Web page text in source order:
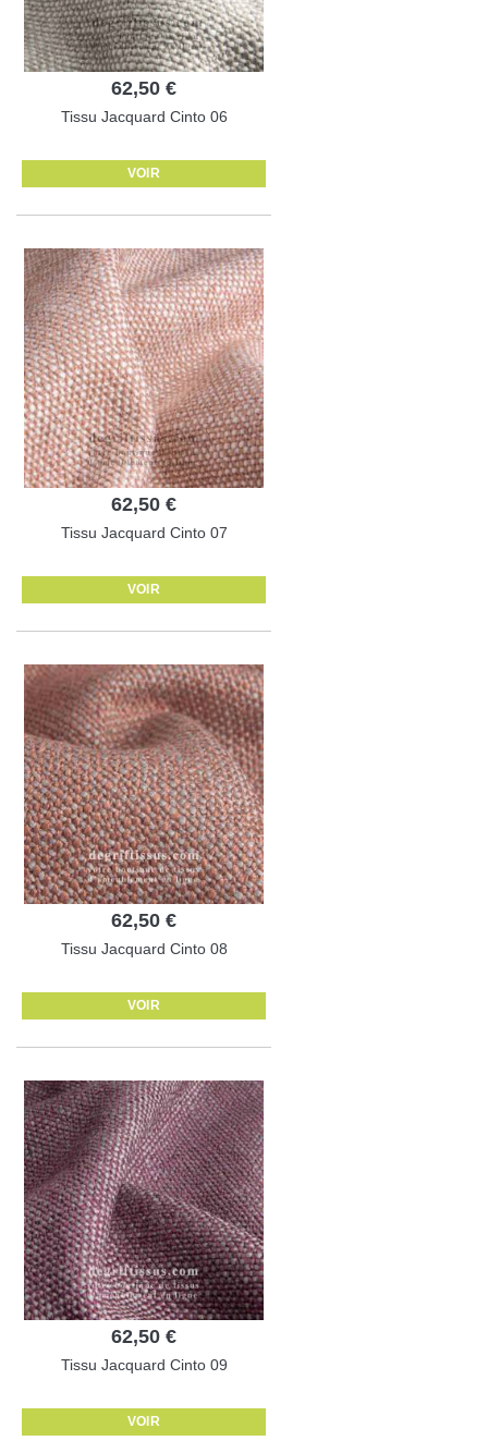
62,50 €
Tissu Jacquard Cinto 06
VOIR
62,50 €
Tissu Jacquard Cinto 07
VOIR
62,50 €
Tissu Jacquard Cinto 08
VOIR
62,50 €
Tissu Jacquard Cinto 09
VOIR